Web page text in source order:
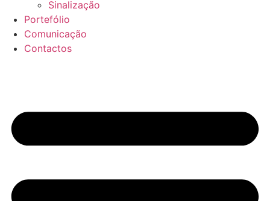
Sinalização
Portefólio
Comunicação
Contactos